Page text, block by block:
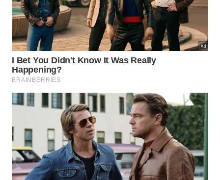
O caso da cantora Nauny, cujo túmulo continha
uma versão própria do célebre Livro dos Mortos.
A presença frequente de rolos de papiro que
viajavam junto aos corpos das devotas de Amon.
A confirmação de que os registros escritos eram
depositados deliberadamente para guiar o
falecido.